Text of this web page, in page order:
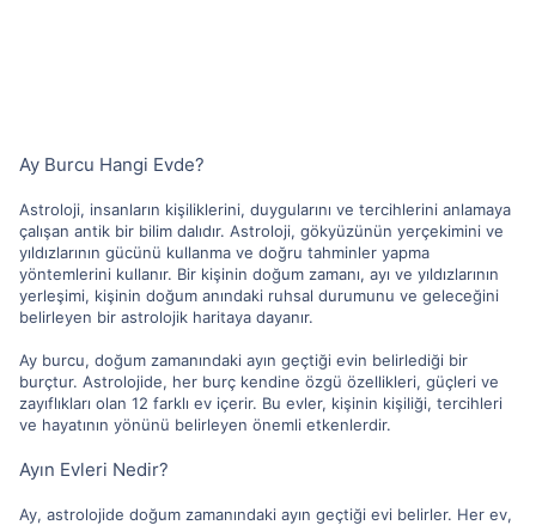
Ay Burcu Hangi Evde?
Astroloji, insanların kişiliklerini, duygularını ve tercihlerini anlamaya
çalışan antik bir bilim dalıdır. Astroloji, gökyüzünün yerçekimini ve
yıldızlarının gücünü kullanma ve doğru tahminler yapma
yöntemlerini kullanır. Bir kişinin doğum zamanı, ayı ve yıldızlarının
yerleşimi, kişinin doğum anındaki ruhsal durumunu ve geleceğini
belirleyen bir astrolojik haritaya dayanır.
Ay burcu, doğum zamanındaki ayın geçtiği evin belirlediği bir
burçtur. Astrolojide, her burç kendine özgü özellikleri, güçleri ve
zayıflıkları olan 12 farklı ev içerir. Bu evler, kişinin kişiliği, tercihleri
ve hayatının yönünü belirleyen önemli etkenlerdir.
Ayın Evleri Nedir?
Ay, astrolojide doğum zamanındaki ayın geçtiği evi belirler. Her ev,